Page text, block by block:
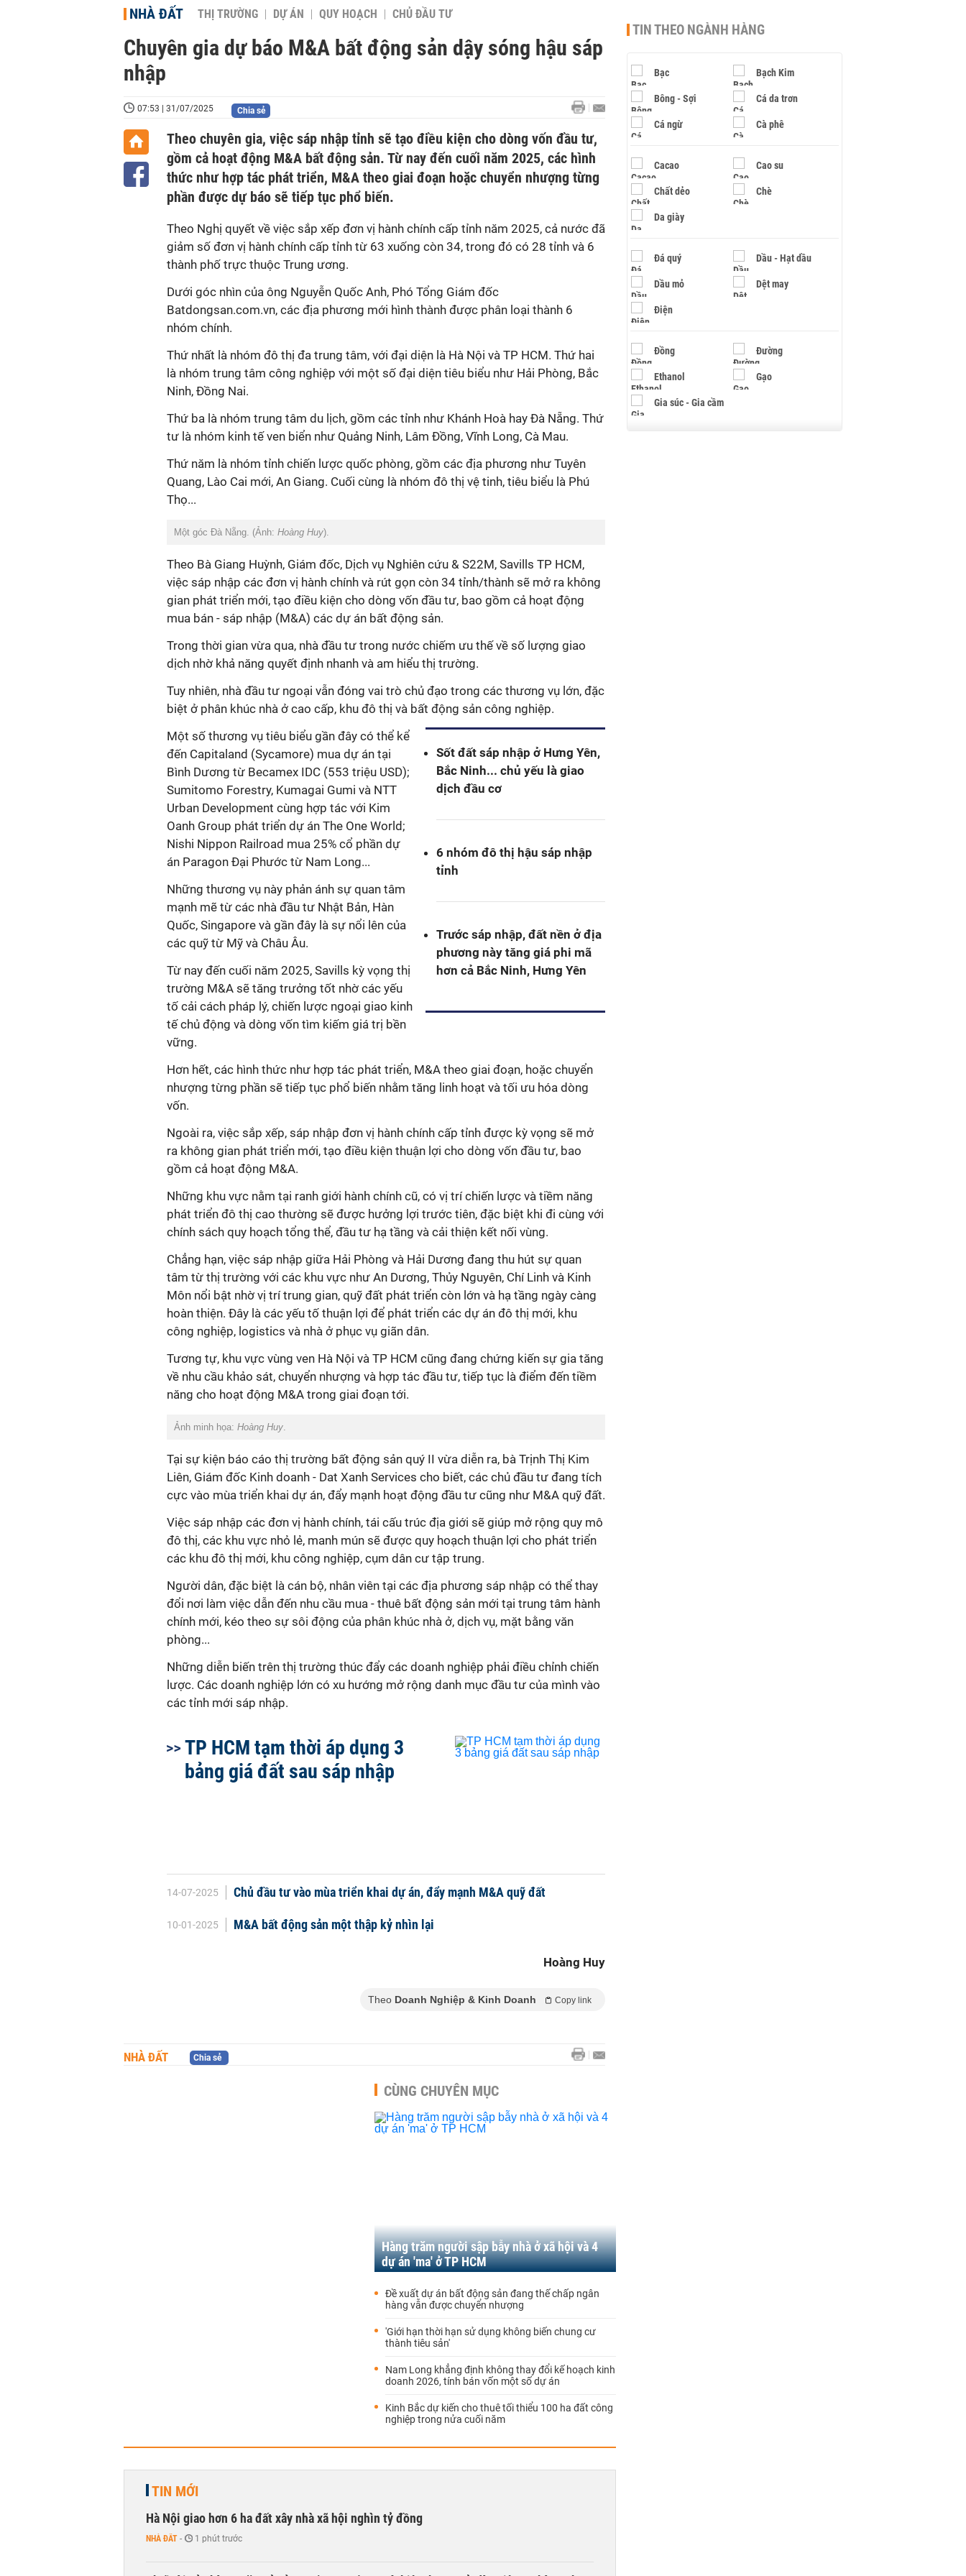
NHÀ ĐẤT THỊ TRƯỜNG DỰ ÁN QUY HOẠCH CHỦ ĐẦU TƯ
Chuyên gia dự báo M&A bất động sản dậy sóng hậu sáp
nhập
07:53 | 31/07/2025 Chia sẻ
Theo chuyên gia, việc sáp nhập tỉnh sẽ tạo điều kiện cho dòng vốn đầu tư,
gồm cả hoạt động M&A bất động sản. Từ nay đến cuối năm 2025, các hình
thức như hợp tác phát triển, M&A theo giai đoạn hoặc chuyển nhượng từng
phần được dự báo sẽ tiếp tục phổ biến.
Theo Nghị quyết về việc sắp xếp đơn vị hành chính cấp tỉnh năm 2025, cả nước đã
giảm số đơn vị hành chính cấp tỉnh từ 63 xuống còn 34, trong đó có 28 tỉnh và 6
thành phố trực thuộc Trung ương.
Dưới góc nhìn của ông Nguyễn Quốc Anh, Phó Tổng Giám đốc
Batdongsan.com.vn, các địa phương mới hình thành được phân loại thành 6
nhóm chính.
Thứ nhất là nhóm đô thị đa trung tâm, với đại diện là Hà Nội và TP HCM. Thứ hai
là nhóm trung tâm công nghiệp với một số đại diện tiêu biểu như Hải Phòng, Bắc
Ninh, Đồng Nai.
Thứ ba là nhóm trung tâm du lịch, gồm các tỉnh như Khánh Hoà hay Đà Nẵng. Thứ
tư là nhóm kinh tế ven biển như Quảng Ninh, Lâm Đồng, Vĩnh Long, Cà Mau.
Thứ năm là nhóm tỉnh chiến lược quốc phòng, gồm các địa phương như Tuyên
Quang, Lào Cai mới, An Giang. Cuối cùng là nhóm đô thị vệ tinh, tiêu biểu là Phú
Thọ...
Một góc Đà Nẵng. (Ảnh: Hoàng Huy).
Theo Bà Giang Huỳnh, Giám đốc, Dịch vụ Nghiên cứu & S22M, Savills TP HCM,
việc sáp nhập các đơn vị hành chính và rút gọn còn 34 tỉnh/thành sẽ mở ra không
gian phát triển mới, tạo điều kiện cho dòng vốn đầu tư, bao gồm cả hoạt động
mua bán - sáp nhập (M&A) các dự án bất động sản.
Trong thời gian vừa qua, nhà đầu tư trong nước chiếm ưu thế về số lượng giao
dịch nhờ khả năng quyết định nhanh và am hiểu thị trường.
Tuy nhiên, nhà đầu tư ngoại vẫn đóng vai trò chủ đạo trong các thương vụ lớn, đặc
biệt ở phân khúc nhà ở cao cấp, khu đô thị và bất động sản công nghiệp.
Sốt đất sáp nhập ở Hưng Yên,
Bắc Ninh... chủ yếu là giao
dịch đầu cơ
6 nhóm đô thị hậu sáp nhập
tỉnh
Trước sáp nhập, đất nền ở địa
phương này tăng giá phi mã
hơn cả Bắc Ninh, Hưng Yên
Một số thương vụ tiêu biểu gần đây có thể kể
đến Capitaland (Sycamore) mua dự án tại
Bình Dương từ Becamex IDC (553 triệu USD);
Sumitomo Forestry, Kumagai Gumi và NTT
Urban Development cùng hợp tác với Kim
Oanh Group phát triển dự án The One World;
Nishi Nippon Railroad mua 25% cổ phần dự
án Paragon Đại Phước từ Nam Long...
Những thương vụ này phản ánh sự quan tâm
mạnh mẽ từ các nhà đầu tư Nhật Bản, Hàn
Quốc, Singapore và gần đây là sự nổi lên của
các quỹ từ Mỹ và Châu Âu.
Từ nay đến cuối năm 2025, Savills kỳ vọng thị
trường M&A sẽ tăng trưởng tốt nhờ các yếu
tố cải cách pháp lý, chiến lược ngoại giao kinh
tế chủ động và dòng vốn tìm kiếm giá trị bền
vững.
Hơn hết, các hình thức như hợp tác phát triển, M&A theo giai đoạn, hoặc chuyển
nhượng từng phần sẽ tiếp tục phổ biến nhằm tăng linh hoạt và tối ưu hóa dòng
vốn.
Ngoài ra, việc sắp xếp, sáp nhập đơn vị hành chính cấp tỉnh được kỳ vọng sẽ mở
ra không gian phát triển mới, tạo điều kiện thuận lợi cho dòng vốn đầu tư, bao
gồm cả hoạt động M&A.
Những khu vực nằm tại ranh giới hành chính cũ, có vị trí chiến lược và tiềm năng
phát triển đô thị cao thường sẽ được hưởng lợi trước tiên, đặc biệt khi đi cùng với
chính sách quy hoạch tổng thể, đầu tư hạ tầng và cải thiện kết nối vùng.
Chẳng hạn, việc sáp nhập giữa Hải Phòng và Hải Dương đang thu hút sự quan
tâm từ thị trường với các khu vực như An Dương, Thủy Nguyên, Chí Linh và Kinh
Môn nổi bật nhờ vị trí trung gian, quỹ đất phát triển còn lớn và hạ tầng ngày càng
hoàn thiện. Đây là các yếu tố thuận lợi để phát triển các dự án đô thị mới, khu
công nghiệp, logistics và nhà ở phục vụ giãn dân.
Tương tự, khu vực vùng ven Hà Nội và TP HCM cũng đang chứng kiến sự gia tăng
về nhu cầu khảo sát, chuyển nhượng và hợp tác đầu tư, tiếp tục là điểm đến tiềm
năng cho hoạt động M&A trong giai đoạn tới.
Ảnh minh họa: Hoàng Huy.
Tại sự kiện báo cáo thị trường bất động sản quý II vừa diễn ra, bà Trịnh Thị Kim
Liên, Giám đốc Kinh doanh - Dat Xanh Services cho biết, các chủ đầu tư đang tích
cực vào mùa triển khai dự án, đẩy mạnh hoạt động đầu tư cũng như M&A quỹ đất.
Việc sáp nhập các đơn vị hành chính, tái cấu trúc địa giới sẽ giúp mở rộng quy mô
đô thị, các khu vực nhỏ lẻ, manh mún sẽ được quy hoạch thuận lợi cho phát triển
các khu đô thị mới, khu công nghiệp, cụm dân cư tập trung.
Người dân, đặc biệt là cán bộ, nhân viên tại các địa phương sáp nhập có thể thay
đổi nơi làm việc dẫn đến nhu cầu mua - thuê bất động sản mới tại trung tâm hành
chính mới, kéo theo sự sôi động của phân khúc nhà ở, dịch vụ, mặt bằng văn
phòng...
Những diễn biến trên thị trường thúc đẩy các doanh nghiệp phải điều chỉnh chiến
lược. Các doanh nghiệp lớn có xu hướng mở rộng danh mục đầu tư của mình vào
các tỉnh mới sáp nhập.
TP HCM tạm thời áp dụng 3
bảng giá đất sau sáp nhập
14-07-2025 Chủ đầu tư vào mùa triển khai dự án, đẩy mạnh M&A quỹ đất
10-01-2025 M&A bất động sản một thập kỷ nhìn lại
Hoàng Huy
Theo Doanh Nghiệp & Kinh Doanh Copy link
NHÀ ĐẤT Chia sẻ
CÙNG CHUYÊN MỤC
Hàng trăm người sập bẫy nhà ở xã hội và 4
dự án 'ma' ở TP HCM
Đề xuất dự án bất động sản đang thế chấp ngân
hàng vẫn được chuyển nhượng
'Giới hạn thời hạn sử dụng không biến chung cư
thành tiêu sản'
Nam Long khẳng định không thay đổi kế hoạch kinh
doanh 2026, tính bán vốn một số dự án
Kinh Bắc dự kiến cho thuê tối thiểu 100 ha đất công
nghiệp trong nửa cuối năm
TIN MỚI
Hà Nội giao hơn 6 ha đất xây nhà xã hội nghìn tỷ đồng
NHÀ ĐẤT - 1 phút trước
TIN THEO NGÀNH HÀNG
Bạc Bạch Kim
Bông - Sợi Cá da trơn
Cá ngừ Cà phê
Cacao Cao su
Chất dẻo Chè
Da giày
Đá quý Dầu - Hạt dầu
Dầu mỏ Dệt may
Điện
Đồng Đường
Ethanol Gạo
Gia súc - Gia cầm